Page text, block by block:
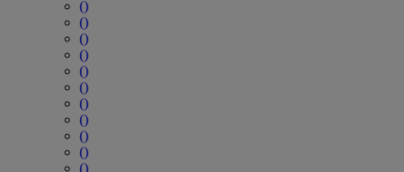
()
()
()
()
()
()
()
()
()
()
()